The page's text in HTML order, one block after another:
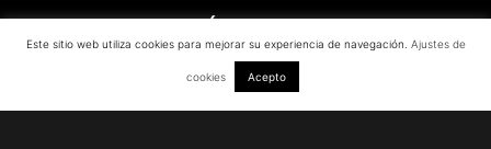
Este sitio web utiliza cookies para mejorar su experiencia de navegación. Ajustes de
cookies Acepto